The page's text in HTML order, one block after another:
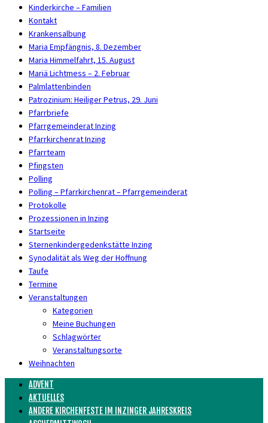
Kinderkirche – Familien
Kontakt
Krankensalbung
Maria Empfängnis, 8. Dezember
Maria Himmelfahrt, 15. August
Mariä Lichtmess – 2. Februar
Palmlattenbinden
Patrozinium: Heiliger Petrus, 29. Juni
Pfarrbriefe
Pfarrgemeinderat Inzing
Pfarrkirchenrat Inzing
Pfarrteam
Pfingsten
Polling
Polling – Pfarrkirchenrat – Pfarrgemeinderat
Protokolle
Prozessionen in Inzing
Startseite
Sternenkindergedenkstätte Inzing
Synodalität als Weg der Hoffnung
Taufe
Termine
Veranstaltungen
Kategorien
Meine Buchungen
Schlagwörter
Veranstaltungsorte
Weihnachten
ADVENT
AKTUELLES
ANDERE KIRCHENFESTE IM INZINGER JAHRESKREIS